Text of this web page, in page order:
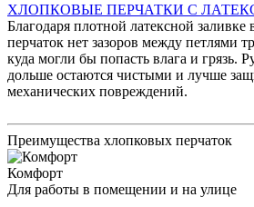
ХЛОПКОВЫЕ ПЕРЧАТКИ С
Благодаря плотной латексной заливке
перчаток нет зазоров между петлями
куда могли бы попасть влага и грязь.
дольше остаются чистыми и лучше
механических повреждений.
Преимущества хлопковых перчаток
Комфорт
Для работы в помещении и на улице